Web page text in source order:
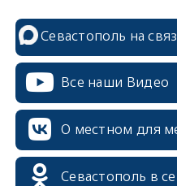
Севастополь на
Все наши Видео
О местном для
Севастополь в